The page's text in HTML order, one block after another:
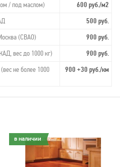
/ под маслом)
600 руб./м2
500 руб.
(СВАО)
900 руб.
вес до 1000 кг)
900 руб.
не более 1000
900 +30 руб./км
в наличии